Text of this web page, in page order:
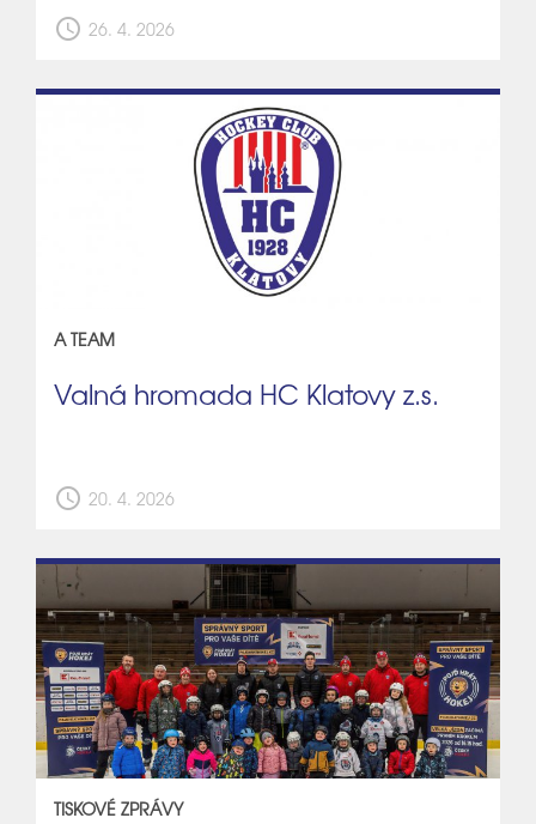
schedule 26. 4. 2026
A TEAM
Valná hromada HC Klatovy z.s.
schedule 20. 4. 2026
TISKOVÉ ZPRÁVY